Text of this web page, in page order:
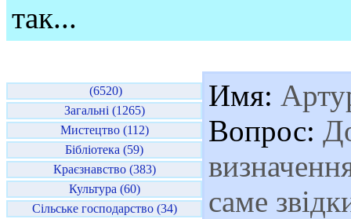
так...
(6520)
Загальні (1265)
Мистецтво (112)
Бібліотека (59)
Краєзнавство (383)
Культура (60)
Сільське господарство (34)
Имя:
Вопрос:
саме